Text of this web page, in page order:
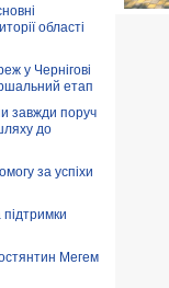
області
у Чернігові
етап
завжди поруч
до
за успіхи
підтримки
Мегем